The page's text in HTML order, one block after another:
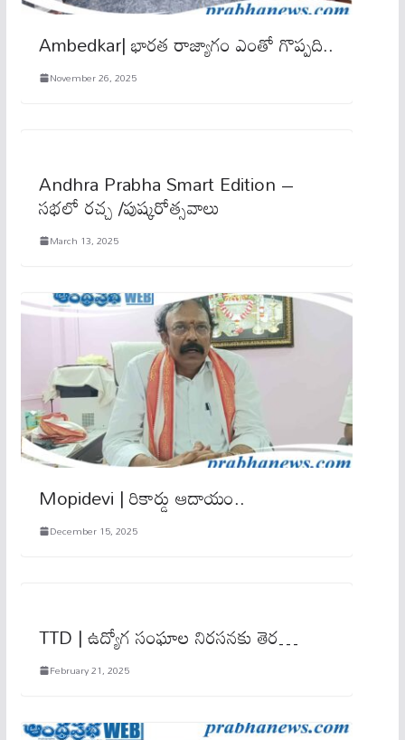
Ambedkar| భారత రాజ్యాగం ఎంతో గొప్పది..
November 26, 2025
Andhra Prabha Smart Edition –
సభలో రచ్చ /పుష్కరోత్సవాలు
March 13, 2025
Mopidevi | రికార్డు ఆదాయం..
December 15, 2025
TTD | ఉద్యోగ సంఘాల నిరసనకు తెర…
February 21, 2025